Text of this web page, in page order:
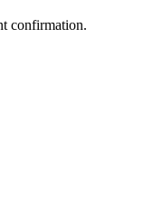
confirmation.